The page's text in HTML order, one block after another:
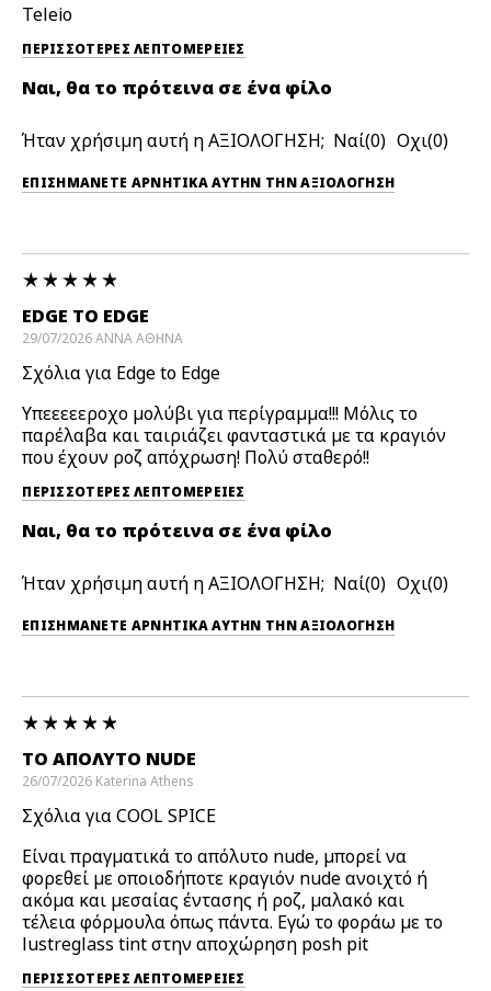
Teleio
ΠΕΡΙΣΣΌΤΕΡΕΣ ΛΕΠΤΟΜΈΡΕΙΕΣ
Ναι, θα το πρότεινα σε ένα φίλο
Ήταν χρήσιμη αυτή η ΑΞΙΟΛΟΓΗΣΗ; 0 0
ΕΠΙΣΗΜΆΝΕΤΕ ΑΡΝΗΤΙΚΆ ΑΥΤΉΝ ΤΗΝ ΑΞΙΟΛΟΓΗΣΗ
EDGE TO EDGE
29/07/2026ΑΝΝΑΑΘΗΝΑ
Σχόλια για Edge to Edge
Υπεεεεεροχο μολύβι για περίγραμμα!!! Μόλις το
παρέλαβα και ταιριάζει φανταστικά με τα κραγιόν
που έχουν ροζ απόχρωση! Πολύ σταθερό!!
ΠΕΡΙΣΣΌΤΕΡΕΣ ΛΕΠΤΟΜΈΡΕΙΕΣ
Ναι, θα το πρότεινα σε ένα φίλο
Ήταν χρήσιμη αυτή η ΑΞΙΟΛΟΓΗΣΗ; 0 0
ΕΠΙΣΗΜΆΝΕΤΕ ΑΡΝΗΤΙΚΆ ΑΥΤΉΝ ΤΗΝ ΑΞΙΟΛΟΓΗΣΗ
ΤΟ ΑΠΌΛΥΤΟ NUDE
26/07/2026 Katerina Athens
Σχόλια για COOL SPICE
Είναι πραγματικά το απόλυτο nude, μπορεί να
φορεθεί με οποιοδήποτε κραγιόν nude ανοιχτό ή
ακόμα και μεσαίας έντασης ή ροζ, μαλακό και
τέλεια φόρμουλα όπως πάντα. Εγώ το φοράω με το
lustreglass tint στην αποχώρηση posh pit
ΠΕΡΙΣΣΌΤΕΡΕΣ ΛΕΠΤΟΜΈΡΕΙΕΣ